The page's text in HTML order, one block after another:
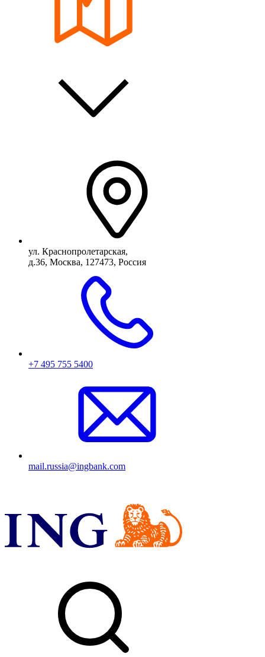
ул. Краснопролетарская,
д.36, Москва, 127473, Россия
+7 495 755 5400
mail.russia@ingbank.com